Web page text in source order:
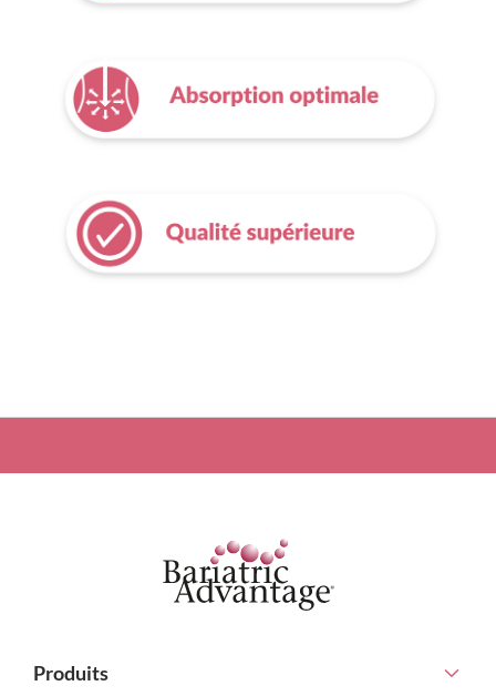
Produits